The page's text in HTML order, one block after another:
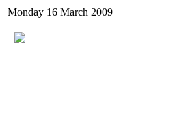
Monday 16 March 2009